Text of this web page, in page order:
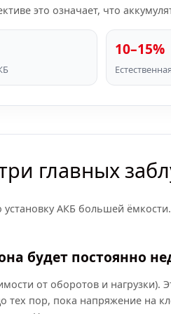
это означает, что
10–15%
главных
АКБ большей
будет постоянно
от оборотов и нагрузки).
тех пор, пока напряжение на